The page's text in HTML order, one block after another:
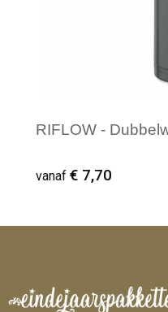
RIFLOW -
vanaf € 7,70